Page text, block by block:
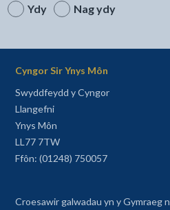
Ydy
Nag ydy
Cyngor Sir Ynys Môn
Swyddfeydd y Cyngor
Llangefni
Ynys Môn
LL77 7TW
Ffôn: (01248) 750057
Croesawir galwadau yn y Gymraeg